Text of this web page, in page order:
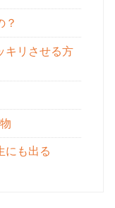
？
キリさせる方
にも出る